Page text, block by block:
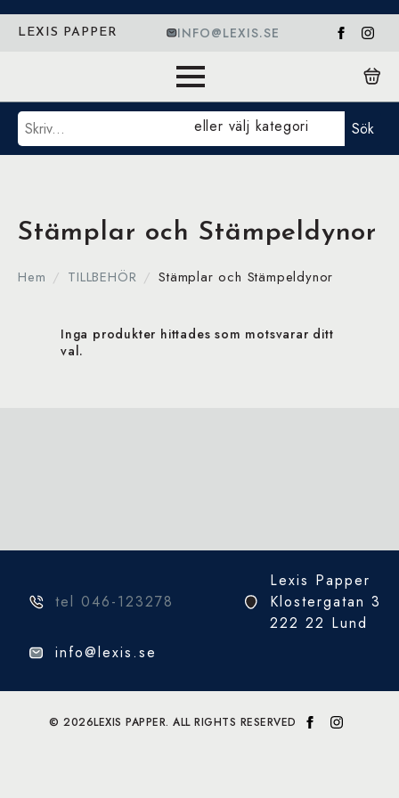
LEXIS PAPPER INFO@LEXIS.SE
Sök eller välj kategori Sök
Stämplar och Stämpeldynor
Hem TILLBEHÖR Stämplar och Stämpeldynor
Inga produkter hittades som motsvarar ditt
val.
tel 046-123278
Lexis Papper
Klostergatan 3
222 22 Lund
info@lexis.se
© 2026LEXIS PAPPER. ALL RIGHTS RESERVED